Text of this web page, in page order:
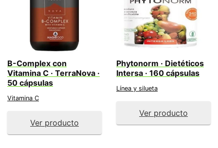
B-Complex con
Vitamina C · TerraNova ·
50 cápsulas
Vitamina C
Ver producto
Phytonorm · Dietéticos
Intersa · 160 cápsulas
Línea y silueta
Ver producto